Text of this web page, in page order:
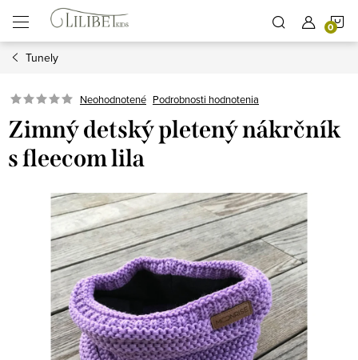
obsah
Tunely
Neohodnotené Podrobnosti hodnotenia
Zimný detský pletený nákrčník
s fleecom lila